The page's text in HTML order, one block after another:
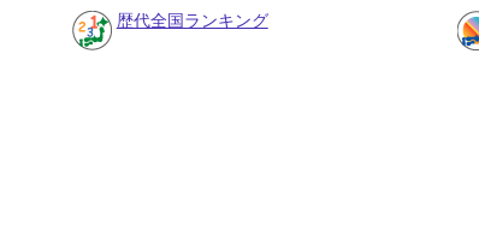
歴代全国ランキング